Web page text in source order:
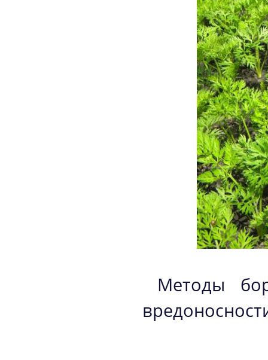
Методы